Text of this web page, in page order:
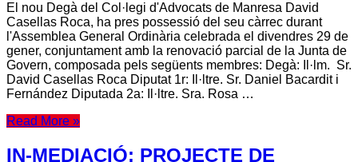
El nou Degà del Col·legi d'Advocats de Manresa David
Casellas Roca, ha pres possessió del seu càrrec durant
l'Assemblea General Ordinària celebrada el divendres 29 de
gener, conjuntament amb la renovació parcial de la Junta de
Govern, composada pels següents membres: Degà: Il·lm. Sr.
David Casellas Roca Diputat 1r: Il·ltre. Sr. Daniel Bacardit i
Fernández Diputada 2a: Il·ltre. Sra. Rosa …
Read More »
IN-MEDIACIÓ: PROJECTE DE